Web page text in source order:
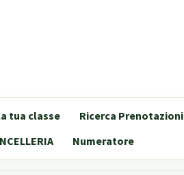
tua classe Ricerca Prenotazioni
Numeratore